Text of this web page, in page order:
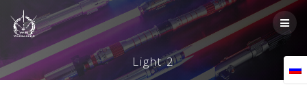
Skip
content
Light 2